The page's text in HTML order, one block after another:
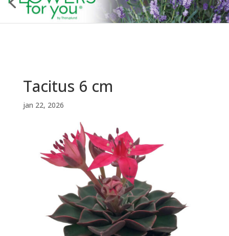
Tacitus 6 cm
jan 22, 2026